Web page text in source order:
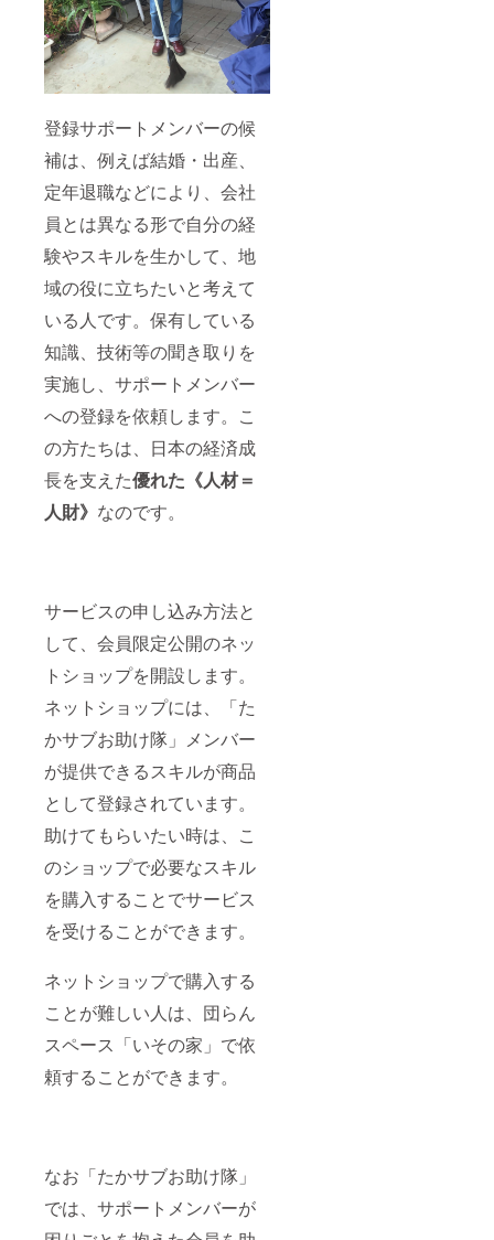
登録サポートメンバーの候
補は、例えば結婚・出産、
定年退職などにより、会社
員とは異なる形で自分の経
験やスキルを生かして、地
域の役に立ちたいと考えて
いる人です。保有している
知識、技術等の聞き取りを
実施し、サポートメンバー
への登録を依頼します。こ
の方たちは、日本の経済成
長を支えた優れた《人材＝
人財》 なのです。
サービスの申し込み方法と
して、会員限定公開のネッ
トショップを開設します。
ネットショップには、「た
かサブお助け隊」メンバー
が提供できるスキルが商品
として登録されています。
助けてもらいたい時は、こ
のショップで必要なスキル
を購入することでサービス
を受けることができます。
ネットショップで購入する
ことが難しい人は、団らん
スペース「いその家」で依
頼することができます。
なお「たかサブお助け隊」
では、サポートメンバーが